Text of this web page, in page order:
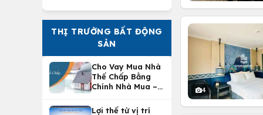
THỊ TRƯỜNG BẤT ĐỘNG
SẢN
Cho Vay Mua Nhà
Thế Chấp Bằng
Chính Nhà Mua –
Nhà Tại
Lợi thế từ vị trí
4